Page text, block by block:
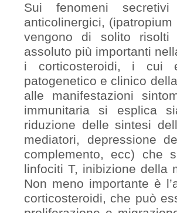
Sui fenomeni
anticolinergici,
vengono di solito risolti
assoluto più importanti
i corticosteroidi, i cui
patogenetico e clinico
alle manifestazioni
immunitaria si esplica
riduzione delle sintesi
mediatori, depressione
complemento, ecc) che
linfociti T, inibizione della
Non meno importante è
corticosteroidi, che può